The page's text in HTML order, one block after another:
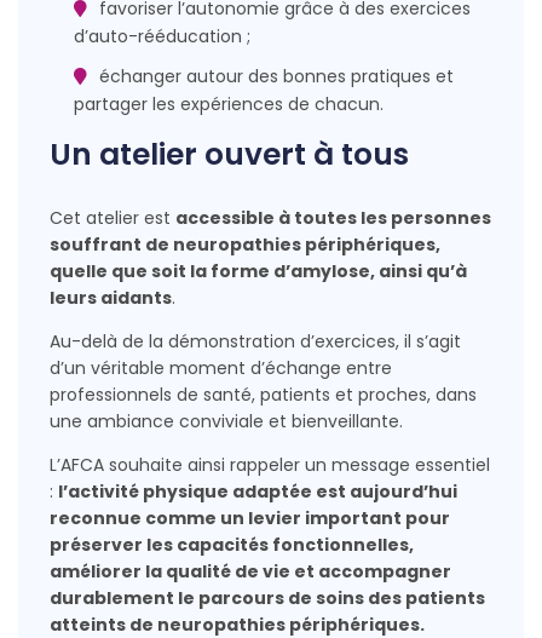
favoriser l’autonomie grâce à des exercices
d’auto-rééducation ;
échanger autour des bonnes pratiques et
partager les expériences de chacun.
Un atelier ouvert à tous
Cet atelier est accessible à toutes les personnes
souffrant de neuropathies périphériques,
quelle que soit la forme d’amylose, ainsi qu’à
leurs aidants.
Au-delà de la démonstration d’exercices, il s’agit
d’un véritable moment d’échange entre
professionnels de santé, patients et proches, dans
une ambiance conviviale et bienveillante.
L’AFCA souhaite ainsi rappeler un message essentiel
: l’activité physique adaptée est aujourd’hui
reconnue comme un levier important pour
préserver les capacités fonctionnelles,
améliorer la qualité de vie et accompagner
durablement le parcours de soins des patients
atteints de neuropathies périphériques.